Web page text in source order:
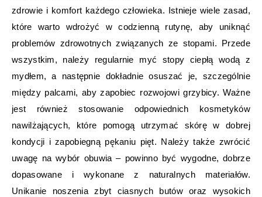
zdrowie i komfort każdego człowieka. Istnieje wiele zasad,
które warto wdrożyć w codzienną rutynę, aby uniknąć
problemów zdrowotnych związanych ze stopami. Przede
wszystkim, należy regularnie myć stopy ciepłą wodą z
mydłem, a następnie dokładnie osuszać je, szczególnie
między palcami, aby zapobiec rozwojowi grzybicy. Ważne
jest również stosowanie odpowiednich kosmetyków
nawilżających, które pomogą utrzymać skórę w dobrej
kondycji i zapobiegną pękaniu pięt. Należy także zwrócić
uwagę na wybór obuwia – powinno być wygodne, dobrze
dopasowane i wykonane z naturalnych materiałów.
Unikanie noszenia zbyt ciasnych butów oraz wysokich